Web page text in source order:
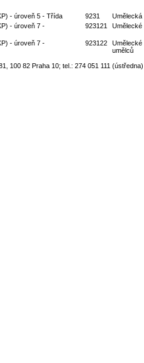
- úroveň 5 - Třída
9231
Umělecká
- úroveň 7 -
923121 Umělecké
- úroveň 7 -
923122
Umělecké
umělců
100 82 Praha 10; tel.: 274 051 111 (ústředna)